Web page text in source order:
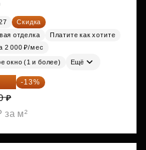
Скидка
отделка
Платите как хотите
2 000 ₽/мес
окно (1 и более) Ещё
₽ -13%
₽
за м²